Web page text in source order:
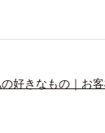
好きなもの｜お